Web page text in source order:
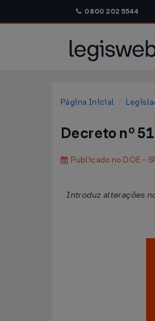
0800 202 5544
Página Inicial
Decreto nº
Publicado no DOE -
Introduz alterações